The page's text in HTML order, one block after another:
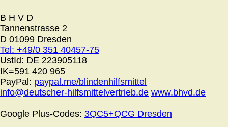
B H V D
Tannenstrasse 2
D 01099 Dresden
Tel: +49/0 351 40457-75
UstId: DE 223905118
IK=591 420 965
PayPal: paypal.me/blindenhilfsmittel
info@deutscher-hilfsmittelvertrieb.de www.bhvd.de
Google Plus-Codes: 3QC5+QCG Dresden